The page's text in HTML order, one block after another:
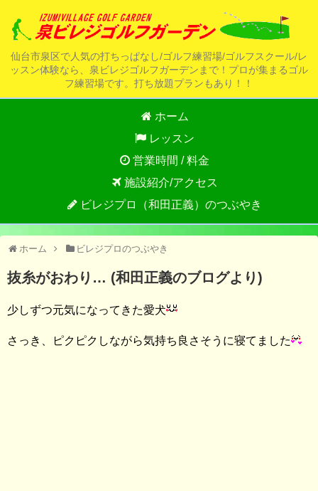
仙台市泉区で人気の打ちっぱなし/ゴルフ練習場/ゴルフスクール/レ
ッスン体験なら、泉ビレジゴルフガーデンまで！プロが集まるゴル
フ練習場です。打ち放題プランもあり！！
ホーム
レッスン
営業時間 / 料金
施設紹介/アクセス
ビレジプロ（和田正義）のつぶやき
ホーム ビレジプロのつぶやき
抜糸がおわり… (和田正義のブログより)
少しずつ元気になってきた愛犬
さっき、ピクピクしながら気持ち良さそうに寝てました